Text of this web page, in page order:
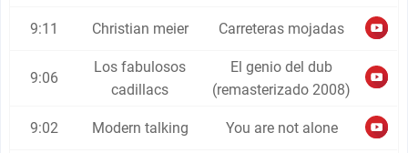
9:11 Christian meier Carreteras mojadas
9:06
Los fabulosos
cadillacs
El genio del dub
(remasterizado 2008)
9:02 Modern talking You are not alone